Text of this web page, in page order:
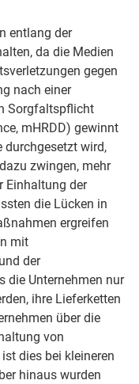
entlang der
da die Medien
gegen
nach einer
Sorgfaltspflicht
mHRDD) gewinnt
durchgesetzt wird,
zwingen, mehr
Einhaltung der
die Lücken in
ergreifen
mit
der
die Unternehmen nur
ihre Lieferketten
über die
von
dies bei kleineren
hinaus wurden